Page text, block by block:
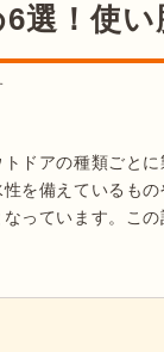
選！使い
ドアの種類ごと
を備えているも
っています。こ